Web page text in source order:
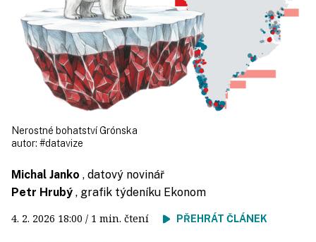
Nerostné bohatství Grónska
autor: #datavize
Michal Janko , datový novinář
Petr Hrubý , grafik týdeníku Ekonom
4. 2. 2026 18:00 / 1 min. čtení PŘEHRÁT ČLÁNEK